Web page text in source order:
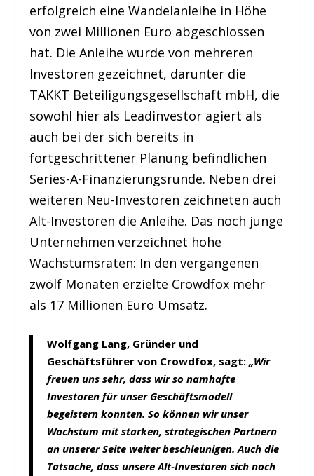
erfolgreich eine Wandelanleihe in Höhe
von zwei Millionen Euro abgeschlossen
hat. Die Anleihe wurde von mehreren
Investoren gezeichnet, darunter die
TAKKT Beteiligungsgesellschaft mbH, die
sowohl hier als Leadinvestor agiert als
auch bei der sich bereits in
fortgeschrittener Planung befindlichen
Series-A-Finanzierungsrunde. Neben drei
weiteren Neu-Investoren zeichneten auch
Alt-Investoren die Anleihe. Das noch junge
Unternehmen verzeichnet hohe
Wachstumsraten: In den vergangenen
zwölf Monaten erzielte Crowdfox mehr
als 17 Millionen Euro Umsatz.
Wolfgang Lang, Gründer und
Geschäftsführer von Crowdfox, sagt:„Wir
freuen uns sehr, dass wir so namhafte
Investoren für unser Geschäftsmodell
begeistern konnten. So können wir unser
Wachstum mit starken, strategischen Partnern
an unserer Seite weiter beschleunigen. Auch die
Tatsache, dass unsere Alt-Investoren sich noch